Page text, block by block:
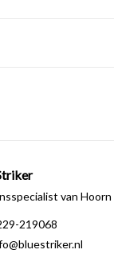
van Hoorn
219068